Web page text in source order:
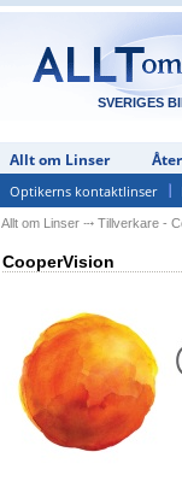
SVERIGES
Allt om Linser
Optikerns kontaktlinser
Allt om Linser⤏ Tillverkare -
CooperVision